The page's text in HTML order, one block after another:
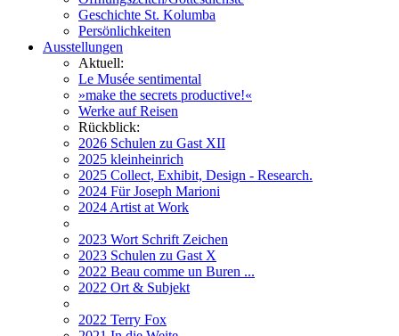
Geschichte St. Kolumba
Persönlichkeiten
Ausstellungen
Aktuell:
Le Musée sentimental
»make the secrets productive!«
Werke auf Reisen
Rückblick:
2026 Schulen zu Gast XII
2025 kleinheinrich
2025 Collect, Exhibit, Design - Research.
2024 Für Joseph Marioni
2024 Artist at Work
2023 Wort Schrift Zeichen
2023 Schulen zu Gast X
2022 Beau comme un Buren ...
2022 Ort & Subjekt
2022 Terry Fox